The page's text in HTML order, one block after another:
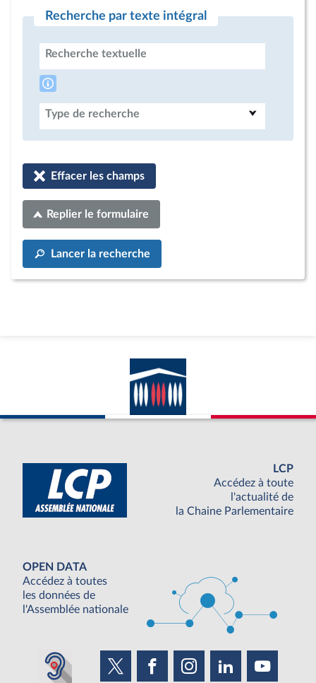
Recherche par texte intégral
Recherche textuelle
Type de recherche
Effacer les champs
Replier le formulaire
Lancer la recherche
LCP
Accédez à toute
l'actualité de
la Chaine Parlementaire
OPEN DATA
Accédez à toutes
les données de
l'Assemblée nationale